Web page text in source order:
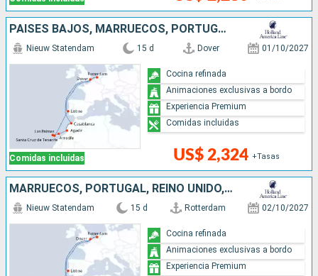
PAISES BAJOS, MARRUECOS, PORTUGAL, REINO UNIDO
Comidas incluidas
Nieuw Statendam 15 d Dover 01/10/2027
US$ 2,324 +Tasas
Cocina refinada
Animaciones exclusivas a bordo
Experiencia Premium
Comidas incluidas
MARRUECOS, PORTUGAL, REINO UNIDO, PAISES BAJOS
Nieuw Statendam 15 d Rotterdam 02/10/2027
Cocina refinada
Animaciones exclusivas a bordo
Experiencia Premium